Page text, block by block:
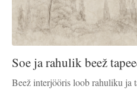
Soe ja rahulik beež
Beež interjööris loob rahuliku ja